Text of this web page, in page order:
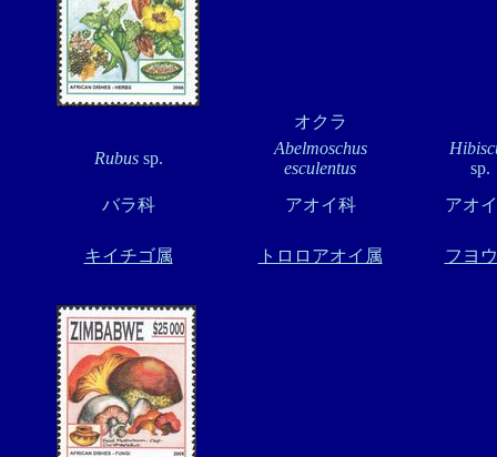
オクラ
Rubussp.
Abelmoschus
esculentus
sp.
バラ科
アオイ科 アオ
キイチゴ属 トロロアオイ属 フヨ